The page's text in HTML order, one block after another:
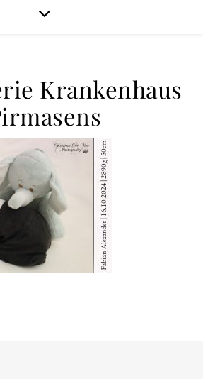
Krankenhaus